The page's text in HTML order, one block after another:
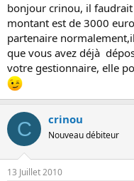
bonjour crinou, il
montant est de 3000
partenaire
que vous avez déjà
votre gestionnaire, elle
C crinou
Nouveau débiteur
13 Juillet 2010